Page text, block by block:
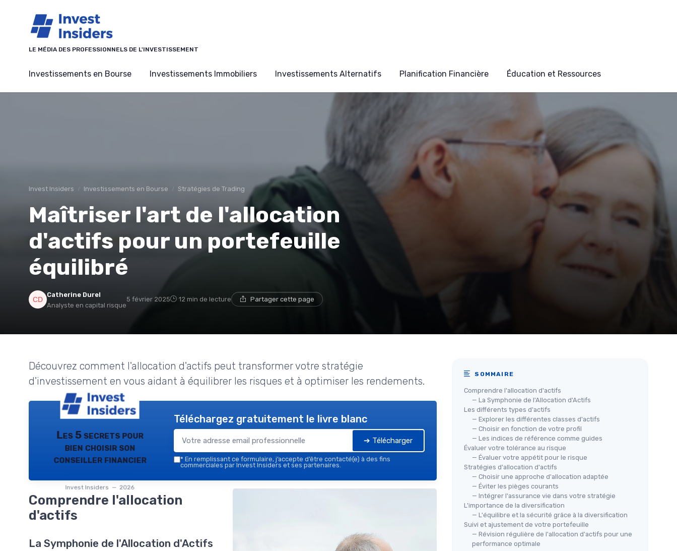
LE MÉDIA DES PROFESSIONNELS DE L'INVESTISSEMENT
Investissements en Bourse Investissements Immobiliers Investissements Alternatifs Planification Financière Éducation et Ressources
Invest Insiders Investissements en Bourse Stratégies de Trading
Maîtriser l'art de l'allocation
d'actifs pour un portefeuille
équilibré
Catherine Durel
Analyste en capital risque
5 février 2025 12 min de lecture Partager cette page
Découvrez comment l'allocation d'actifs peut transformer votre stratégie
d'investissement en vous aidant à équilibrer les risques et à optimiser les rendements.
Les 5 secrets pour
bien choisir son
conseiller financier
Invest Insiders — 2026
Téléchargez gratuitement le livre blanc
➔ Télécharger
* En remplissant ce formulaire, j’accepte d’être contacté(e) à des fins
commerciales par Invest Insiders et ses partenaires.
Comprendre l'allocation
d'actifs
La Symphonie de l'Allocation d'Actifs
SOMMAIRE
Comprendre l'allocation d'actifs
— La Symphonie de l'Allocation d'Actifs
Les différents types d'actifs
— Explorer les différentes classes d'actifs
— Choisir en fonction de votre profil
— Les indices de référence comme guides
Évaluer votre tolérance au risque
— Évaluer votre appétit pour le risque
Stratégies d'allocation d'actifs
— Choisir une approche d'allocation adaptée
— Éviter les pièges courants
— Intégrer l'assurance vie dans votre stratégie
L'importance de la diversification
— L'équilibre et la sécurité grâce à la diversification
Suivi et ajustement de votre portefeuille
— Révision régulière de l'allocation d'actifs pour une
performance optimale